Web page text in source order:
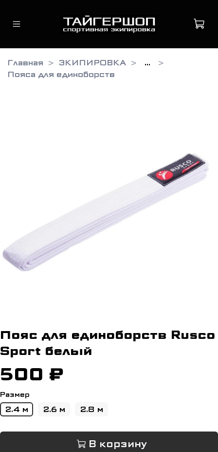
Главная ЭКИПИРОВКА
...
Пояса для единоборств
Пояс для единоборств Rusco
Sport белый
500 ₽
Размер
2.4 м 2.6 м 2.8 м
В корзину